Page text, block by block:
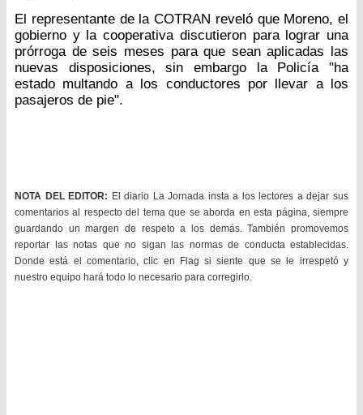
El representante de la COTRAN reveló que Moreno, el
gobierno y la cooperativa discutieron para lograr una
prórroga de seis meses para que sean aplicadas las
nuevas disposiciones, sin embargo la Policía "ha
estado multando a los conductores por llevar a los
pasajeros de pie".
NOTA DEL EDITOR: El diario La Jornada insta a los lectores a dejar sus
comentarios al respecto del tema que se aborda en esta página, siempre
guardando un margen de respeto a los demás. También promovemos
reportar las notas que no sigan las normas de conducta establecidas.
Donde está el comentario, clic en Flag si siente que se le irrespetó y
nuestro equipo hará todo lo necesario para corregirlo.